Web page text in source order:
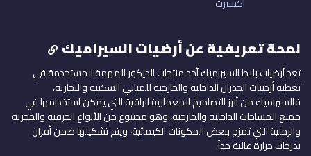
اكسبرت
لمحة تعريفية عن أرضيات السيراميك
تعد أرضيات بلاط السيراميك أحد منتجات الديكور المهمة المستخدمة في
تغطية أرضيات الجدران الداخلية والخارجية للمباني السكنية والتجارية،
فالسيراميك من أبرز التصاميم المعمارية الراقية التي يمكن استخدامها في
جميع المساحات الداخلية والخارجية، وهو مصنوع من الأنواع الخزفية والحجرية
والرملية التي تمزج ببعض المكونات الكيمائية، ويتم تشكيلها ضمن أفران
بدرجات حرارة عالية جداً.